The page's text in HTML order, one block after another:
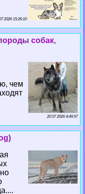
2026 15:26:10
собак,
чем
20 07 2026 4:49:57